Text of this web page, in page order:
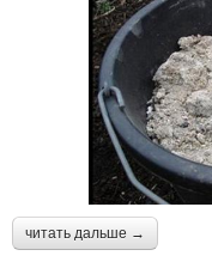
читать дальше →